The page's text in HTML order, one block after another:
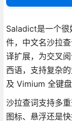
Saladict是一个
件，中文名沙拉
译扩展，为交叉
西语，支持复杂
及 Vimium 全键盘
沙拉查词支持多
图标、悬浮还是